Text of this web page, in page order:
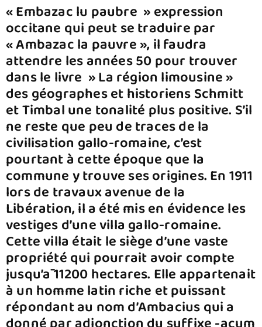
« Embazac lu paubre » expression
occitane qui peut se traduire par
« Ambazac la pauvre », il faudra
attendre les années 50 pour trouver
dans le livre » La région limousine »
des géographes et historiens Schmitt
et Timbal une tonalité plus positive. S’il
ne reste que peu de traces de la
civilisation gallo-romaine, c’est
pourtant à cette époque que la
commune y trouve ses origines. En 1911
lors de travaux avenue de la
Libération, il a été mis en évidence les
vestiges d’une villa gallo-romaine.
Cette villa était le siège d’une vaste
propriété qui pourrait avoir compte
jusqu’ā 11200 hectares. Elle appartenait
à un homme latin riche et puissant
répondant au nom d’Ambacius qui a